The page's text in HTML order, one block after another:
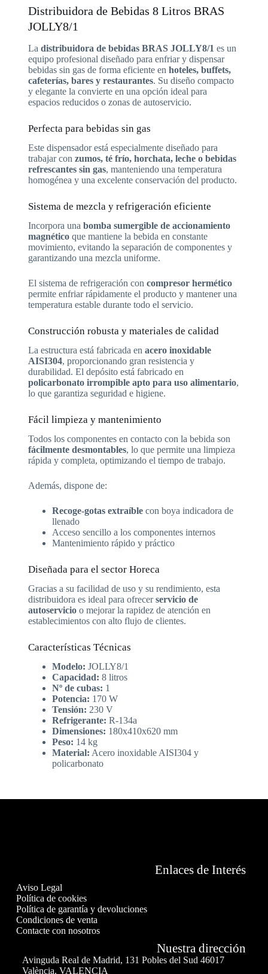
Distribuidora de Bebidas 8 Litros BRAS
JOLLY8/1
La distribuidora de bebidas BRAS JOLLY8/1 es un
equipo profesional diseñado para enfriar y dispensar
bebidas sin gas de forma eficiente en hoteles, buffets,
cafeterías, bares y restaurantes. Su diseño compacto
y elegante la convierte en una opción ideal para
espacios reducidos o zonas de autoservicio.
Perfecta para bebidas sin gas
Este dispensador está especialmente diseñado para
trabajar con zumos, té frío, horchata, leche o bebidas
refrescantes sin gas, manteniendo una temperatura
homogénea y una excelente conservación del producto.
Sistema de mezcla y refrigeración eficiente
Incorpora una bomba sumergible de accionamiento
magnéticoque mantiene la bebida en constante
movimiento, evitando la separación de componentes y
garantizando una mezcla uniforme.
El sistema de refrigeración con compresor hermético
permite enfriar rápidamente el producto y mantener una
temperatura estable durante todo el servicio.
Construcción robusta y materiales de calidad
La estructura está fabricada en acero inoxidable
AISI304, proporcionando gran resistencia y
durabilidad. El depósito está fabricado en
policarbonato irrompible apto para uso alimentario,
lo que garantiza seguridad e higiene.
Fácil limpieza y mantenimiento
Todos los componentes en contacto con la bebida son
fácilmente desmontables, lo que permite una limpieza
rápida y completa, optimizando el tiempo de trabajo.
Además, dispone de:
Recoge-gotas extraíblecon boya indicadora de
llenado
Acceso sencillo a los componentes internos
Mantenimiento rápido y práctico
Diseñada para el sector Horeca
Gracias a su facilidad de uso y su rendimiento, esta
distribuidora es ideal para ofrecerservicio de
autoservicioo mejorar la rapidez de atención en
establecimientos con alto flujo de clientes.
Características Técnicas
Modelo: JOLLY8/1
Capacidad: 8 litros
Nº de cubas: 1
Potencia: 170 W
Tensión: 230 V
Refrigerante: R-134a
Dimensiones: 180x410x620 mm
Peso: 14 kg
Material: Acero inoxidable AISI304 y
policarbonato
Enlaces de Interés
Aviso Legal
Política de cookies
Política de garantía y devoluciones
Condiciones de venta
Contacte con nosotros
Nuestra dirección
Avinguda Real de Madrid, 131 Pobles del Sud 46017
València, VALENCIA